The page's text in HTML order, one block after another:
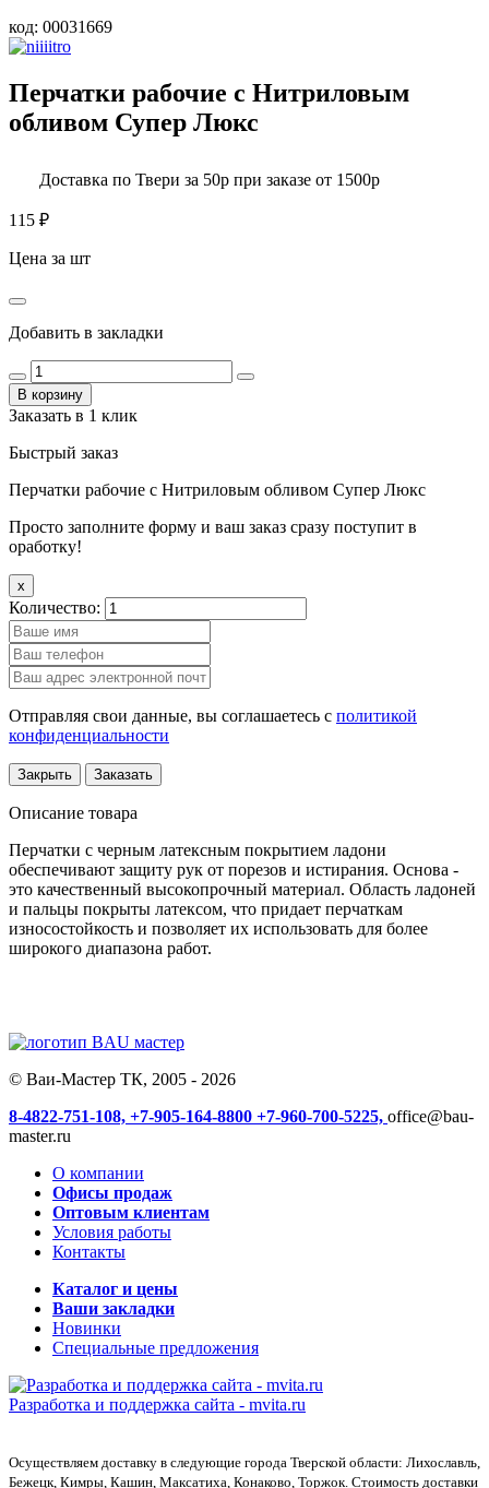
код: 00031669
Перчатки рабочие с Нитриловым
обливом Супер Люкс
Доставка по Твери за 50р при заказе от 1500р
115 ₽
Цена за шт
Добавить в закладки
В корзину
Заказать в 1 клик
Быстрый заказ
Перчатки рабочие с Нитриловым обливом Супер Люкс
Просто заполните форму и ваш заказ сразу поступит в
оработку!
x
Количество:
Отправляя свои данные, вы соглашаетесь с политикой
конфиденциальности
Закрыть Заказать
Описание товара
Перчатки с черным латексным покрытием ладони
обеспечивают защиту рук от порезов и истирания. Основа -
это качественный высокопрочный материал. Область ладоней
и пальцы покрыты латексом, что придает перчаткам
износостойкость и позволяет их использовать для более
широкого диапазона работ.
© Ваи-Мастер ТК, 2005 - 2026
8-4822-751-108, +7-905-164-8800 +7-960-700-5225, office@bau-
master.ru
О компании
Офисы продаж
Оптовым клиентам
Условия работы
Контакты
Каталог и цены
Ваши закладки
Новинки
Специальные предложения
Разработка и поддержка сайта - mvita.ru
Осуществляем доставку в следующие города Тверской области: Лихославль,
Бежецк, Кимры, Кашин, Максатиха, Конаково, Торжок. Стоимость доставки